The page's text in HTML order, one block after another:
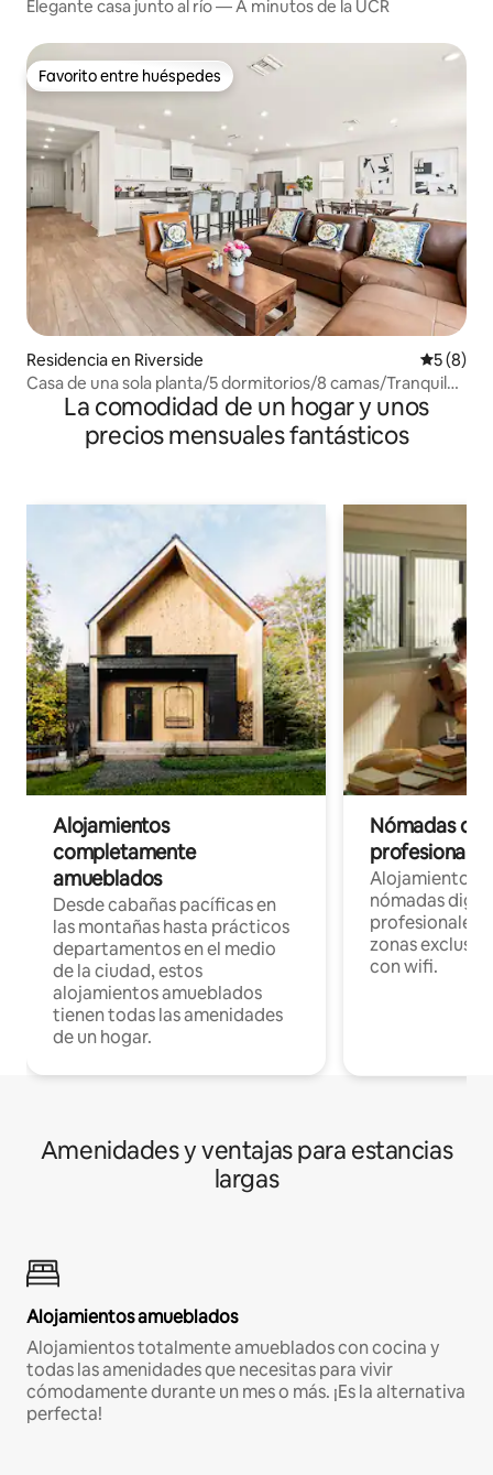
Elegante casa junto al río — A minutos de la UCR
Favorito entre huéspedes
Favorito entre huéspedes
Residencia en Riverside
5 (8)
Casa de una sola planta/5 dormitorios/8 camas/Tranquila
y cómoda
La comodidad de un hogar y unos
precios mensuales fantásticos
Alojamientos
completamente
amueblados
Desde cabañas pacíficas en
las montañas hasta prácticos
departamentos en el medio
de la ciudad, estos
alojamientos amueblados
tienen todas las amenidades
de un hogar.
Nómadas
Alojamientos
nómadas
profesionales
zonas
con wifi.
Amenidades y ventajas para estancias
largas
Alojamientos amueblados
Alojamientos totalmente amueblados con cocina y
todas las amenidades que necesitas para vivir
cómodamente durante un mes o más. ¡Es la alternativa
perfecta!